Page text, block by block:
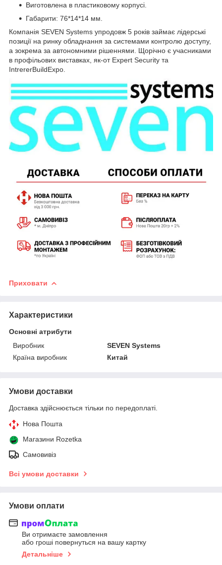
Виготовлена в пластиковому корпусі.
Габарити: 76*14*14 мм.
Компанія SEVEN Systems упродовж 5 років займає лідерські
позиції на ринку обладнання за системами контролю доступу,
а зокрема за автономними рішеннями. Щорічно є учасниками
в профільових виставках, як-от Expert Security та
IntrererBuildExpo.
Приховати
Характеристики
Основні атрибути
Виробник
SEVEN Systems
Країна виробник
Китай
Умови доставки
Доставка здійснюється тільки по передоплаті.
Нова Пошта
Магазини Rozetka
Самовивіз
Всі умови доставки
Умови оплати
Ви отримаєте замовлення
або гроші повернуться на вашу картку
Детальніше